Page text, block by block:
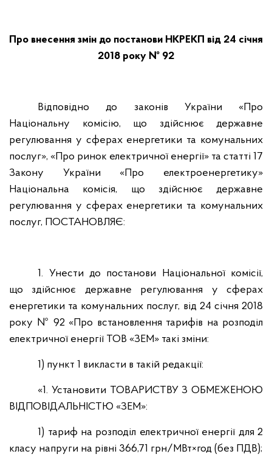
Про внесення змін до постанови НКРЕКП від 24 січня
2018 року № 92
Відповідно до законів України «Про
Національну комісію, що здійснює державне
регулювання у сферах енергетики та комунальних
послуг», «Про ринок електричної енергії» та статті 17
Закону України «Про електроенергетику»
Національна комісія, що здійснює державне
регулювання у сферах енергетики та комунальних
послуг, ПОСТАНОВЛЯЄ:
1. Унести до постанови Національної комісії,
що здійснює державне регулювання у сферах
енергетики та комунальних послуг, від 24 січня 2018
року № 92 «Про встановлення тарифів на розподіл
електричної енергії ТОВ «ЗЕМ» такі зміни:
1) пункт 1 викласти в такій редакції:
«1. Установити ТОВАРИСТВУ З ОБМЕЖЕНОЮ
ВІДПОВІДАЛЬНІСТЮ «ЗЕМ»:
1) тариф на розподіл електричної енергії для 2
класу напруги на рівні 366,71 грн/МВт×год (без ПДВ);